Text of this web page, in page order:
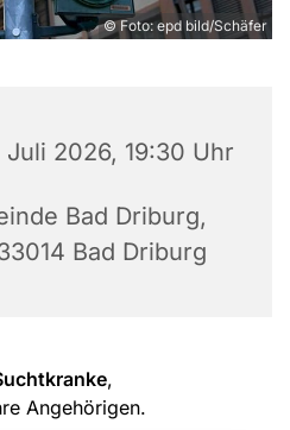
© Foto: epd bild/Schäfer
2026, 19:30 Uhr
Bad Driburg,
Bad Driburg
,
Angehörigen.